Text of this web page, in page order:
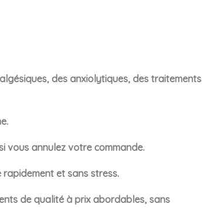
des anxiolytiques, des traitements
vous annulez votre commande.
et sans stress.
de qualité à prix abordables, sans